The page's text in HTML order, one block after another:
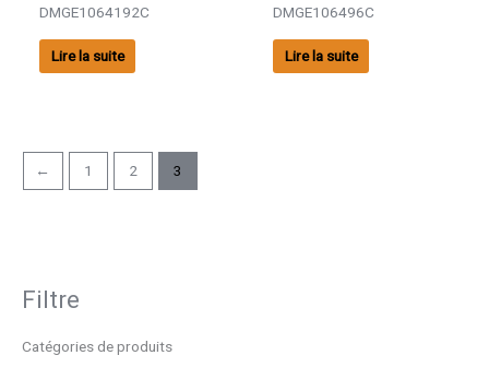
DMGE1064192C
Lire la suite
DMGE106496C
Lire la suite
← 1 2 3
Filtre
Catégories de produits